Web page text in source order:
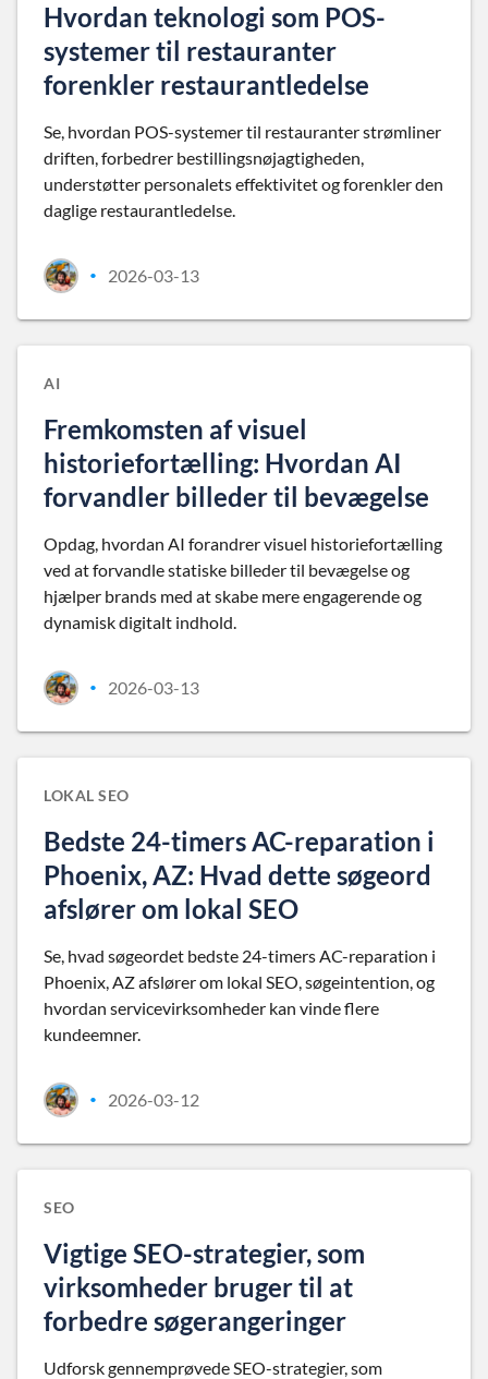
Hvordan teknologi som POS-
systemer til restauranter
forenkler restaurantledelse
Se, hvordan POS-systemer til restauranter strømliner
driften, forbedrer bestillingsnøjagtigheden,
understøtter personalets effektivitet og forenkler den
daglige restaurantledelse.
• 2026-03-13
AI
Fremkomsten af visuel
historiefortælling: Hvordan AI
forvandler billeder til bevægelse
Opdag, hvordan AI forandrer visuel historiefortælling
ved at forvandle statiske billeder til bevægelse og
hjælper brands med at skabe mere engagerende og
dynamisk digitalt indhold.
• 2026-03-13
LOKAL SEO
Bedste 24-timers AC-reparation i
Phoenix, AZ: Hvad dette søgeord
afslører om lokal SEO
Se, hvad søgeordet bedste 24-timers AC-reparation i
Phoenix, AZ afslører om lokal SEO, søgeintention, og
hvordan servicevirksomheder kan vinde flere
kundeemner.
• 2026-03-12
SEO
Vigtige SEO-strategier, som
virksomheder bruger til at
forbedre søgerangeringer
Udforsk gennemprøvede SEO-strategier, som